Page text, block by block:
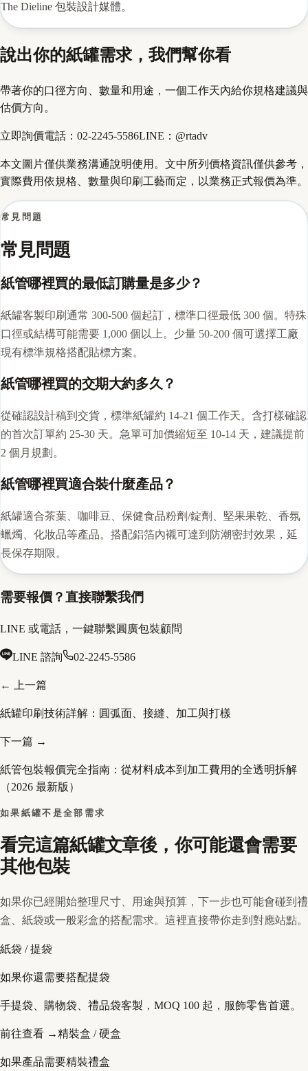
The Dieline 包裝設計媒體。
說出你的紙罐需求，我們幫你看
帶著你的口徑方向、數量和用途，一個工作天內給你規格建議與
估價方向。
立即詢價電話： 02-2245-5586LINE： @rtadv
本文圖片僅供業務溝通說明使用。文中所列價格資訊僅供參考，
實際費用依規格、數量與印刷工藝而定，以業務正式報價為準。
常見問題
常見問題
紙管哪裡買的最低訂購量是多少？
紙罐客製印刷通常 300-500 個起訂，標準口徑最低 300 個。特殊
口徑或結構可能需要 1,000 個以上。少量 50-200 個可選擇工廠
現有標準規格搭配貼標方案。
紙管哪裡買的交期大約多久？
從確認設計稿到交貨，標準紙罐約 14-21 個工作天。含打樣確認
的首次訂單約 25-30 天。急單可加價縮短至 10-14 天，建議提前
2 個月規劃。
紙管哪裡買適合裝什麼產品？
紙罐適合茶葉、咖啡豆、保健食品粉劑/錠劑、堅果果乾、香氛
蠟燭、化妝品等產品。搭配鋁箔內襯可達到防潮密封效果，延
長保存期限。
需要報價？直接聯繫我們
LINE 或電話，一鍵聯繫圓廣包裝顧問
LINE 諮詢 02-2245-5586
← 上一篇
紙罐印刷技術詳解：圓弧面、接縫、加工與打樣
下一篇 →
紙管包裝報價完全指南：從材料成本到加工費用的全透明拆解
（2026 最新版）
如果紙罐不是全部需求
看完這篇紙罐文章後，你可能還會需要
其他包裝
如果你已經開始整理尺寸、用途與預算，下一步也可能會碰到禮
盒、紙袋或一般彩盒的搭配需求。這裡直接帶你走到對應站點。
紙袋 / 提袋
如果你還需要搭配提袋
手提袋、購物袋、禮品袋客製，MOQ 100 起，服飾零售首選。
前往查看 →精裝盒 / 硬盒
如果產品需要精裝禮盒